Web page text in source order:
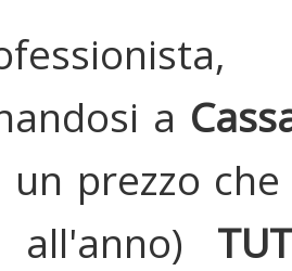
a
un prezzo